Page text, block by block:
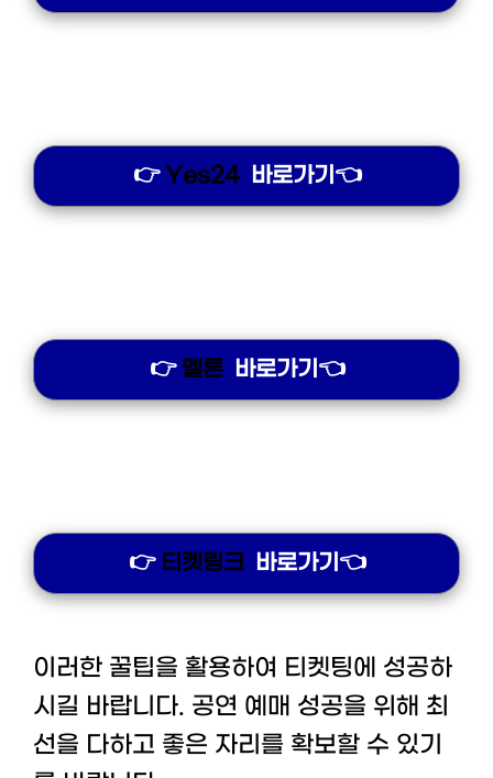
👉 Yes24 바로가기👈
👉 멜론 바로가기👈
👉 티켓링크 바로가기👈
이러한 꿀팁을 활용하여 티켓팅에 성공하
시길 바랍니다. 공연 예매 성공을 위해 최
선을 다하고 좋은 자리를 확보할 수 있기